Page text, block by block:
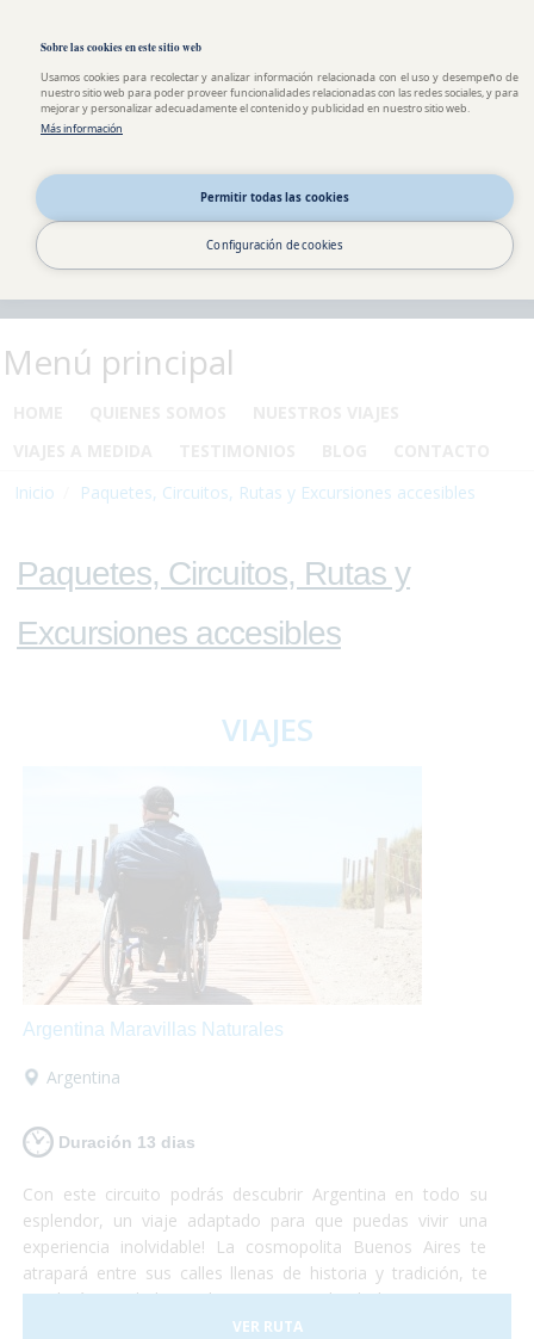
Sobre las cookies en este sitio web
Usamos cookies para recolectar y analizar información relacionada con el uso y desempeño de
nuestro sitio web para poder proveer funcionalidades relacionadas con las redes sociales, y para
mejorar y personalizar adecuadamente el contenido y publicidad en nuestro sitio web.
Más información
Permitir todas las cookies
Configuración de cookies
Menú principal
Inicio
Paquetes, Circuitos, Rutas y Excursiones accesibles
Paquetes, Circuitos, Rutas y
Excursiones accesibles
VIAJES
Argentina Maravillas Naturales
Argentina
Duración 13 dias
Con este circuito podrás descubrir Argentina en todo su
esplendor, un viaje adaptado para que puedas vivir una
experiencia inolvidable! La cosmopolita Buenos Aires te
atrapará entre sus calles llenas de historia y tradición, te
quedarás con la boca abierta contemplando la imponencia
del Glaciar Perito Moreno, te emocionarás al sentir la
VER RUTA